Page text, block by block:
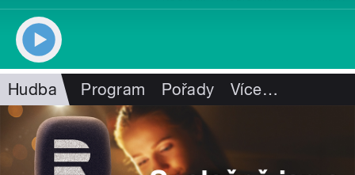
Hudba Program Pořady Více…